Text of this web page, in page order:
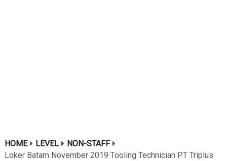
HOME LEVEL
NON-STAFF
Loker Batam November 2019 Tooling Technician PT Triplus